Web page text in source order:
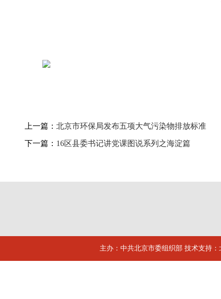
上一篇： 北京市环保局发布五项大气污染物排放标准
下一篇： 16区县委书记讲党课图说系列之海淀篇
主办：中共北京市委组织部 技术支持